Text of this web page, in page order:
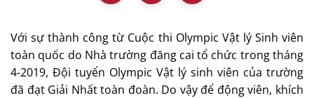
Với sự thành công từ Cuộc thi Olympic Vật lý Sinh viên
toàn quốc do Nhà trường đăng cai tổ chức trong tháng
4-2019, Đội tuyển Olympic Vật lý sinh viên của trường
đã đạt Giải Nhất toàn đoàn. Do vậy để động viên, khích